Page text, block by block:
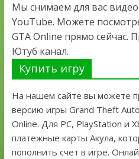
Мы снимаем для вас
YouTube. Можете
GTA Online прямо сейчас.
Ютуб канал.
Купить игру
На нашем сайте вы можете
версию игры Grand Theft
Online. Для PC, PlayStation и
платежные карты Акула,
пополнить счет в игре.